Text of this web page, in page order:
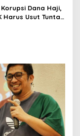
Dana Haji,
Harus Usut Tuntas